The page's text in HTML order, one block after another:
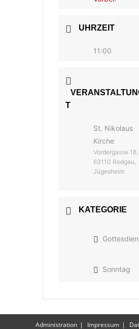
UHRZEIT
11:00
T
St. Nikolaus
Kirche
Vordergasse 18,
63110 Rodgau,
Jügesheim
KATEGORIE
Sonntag
Administration Impressum